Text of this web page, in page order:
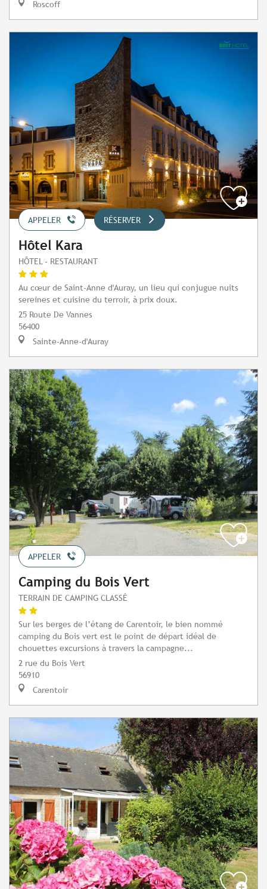
Roscoff
APPELER RÉSERVER
Hôtel Kara
HÔTEL - RESTAURANT
Au cœur de Saint-Anne d'Auray, un lieu qui conjugue nuits
sereines et cuisine du terroir, à prix doux.
25 Route De Vannes
56400
Sainte-Anne-d'Auray
APPELER
Camping du Bois Vert
TERRAIN DE CAMPING CLASSÉ
Sur les berges de l’étang de Carentoir, le bien nommé
camping du Bois vert est le point de départ idéal de
chouettes excursions à travers la campagne...
2 rue du Bois Vert
56910
Carentoir